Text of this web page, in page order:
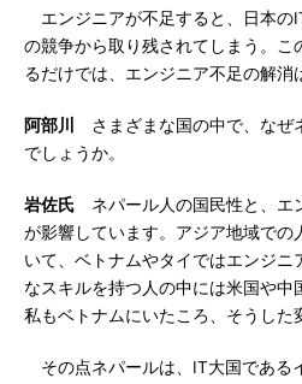
エンジニアが不足すると、日本の
の競争から取り残されてしまう。こ
るだけでは、エンジニア不足の解消
阿部川
さまざまな国の中で、なぜ
でしょうか。
岩佐氏 ネパール人の国民性と、エ
が影響しています。アジア地域での
いて、ベトナムやタイではエンジ
なスキルを持つ人の中には米国や中
私もベトナムにいたころ、そうした
その点ネパールは、IT大国である